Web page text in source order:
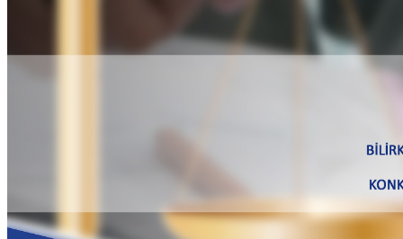
Bilirkişinin Sorumlulukları / Uygulama
Yönüyle Konkordato Süreci ve
Konkordato Komiserliği